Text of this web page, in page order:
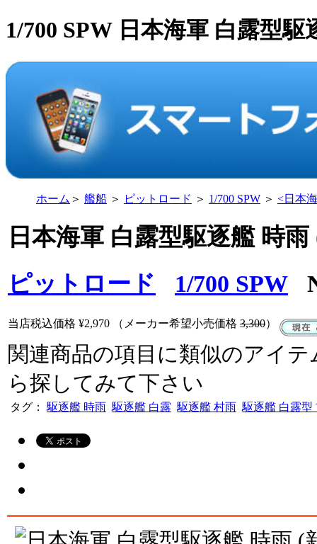
1/700 SPW 日本海軍 白露型
ホーム ＞ 艦船 ＞ ピットロード ＞ 1/700 SPW ＞ <日本
日本海軍 白露型駆逐艦 時
ピットロード
1/700 SPW
当店税込価格 ¥2,970 （メーカー希望小売価格 3,300）
関連商品の項目に類似のアイ
ら探してみて下さい
タグ： 駆逐艦 時雨 駆逐艦 白露 駆逐艦 村雨 駆逐艦 白露型